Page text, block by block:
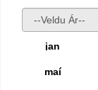
jan
maí